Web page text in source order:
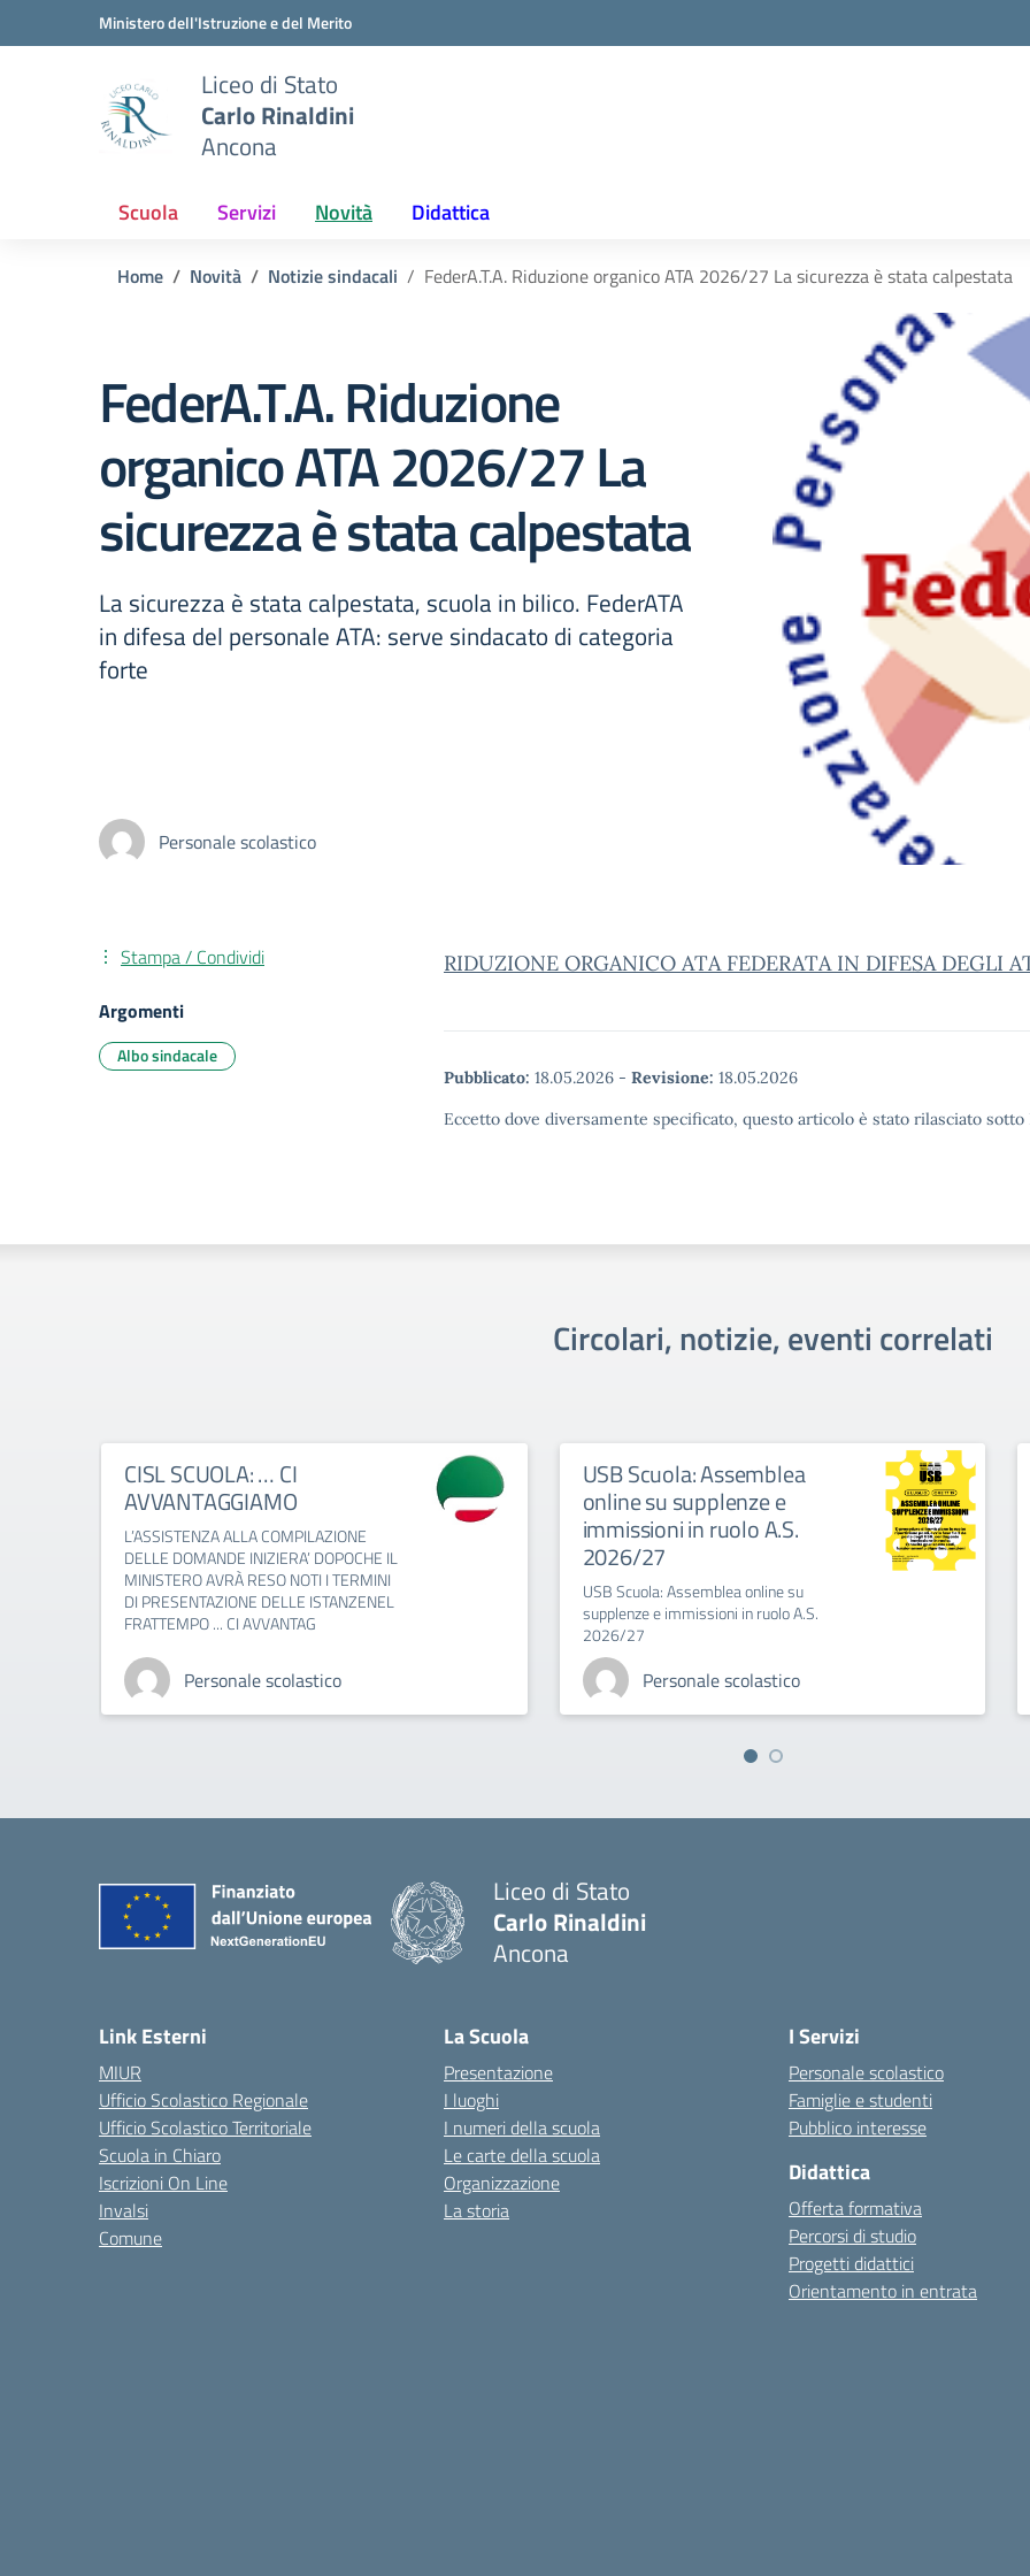
Vai ai contenuti
Vai al menu di navigazioneMinistero dell'Istruzione e del Merito
Liceo di Stato
Carlo Rinaldini
Ancona
Scuola Servizi Novità Didattica
Home Novità Notizie sindacali FederA.T.A. Riduzione organico ATA 2026/27 La sicurezza è stata calpestata
FederA.T.A. Riduzione
organico ATA 2026/27 La
sicurezza è stata calpestata
La sicurezza è stata calpestata, scuola in bilico. FederATA
in difesa del personale ATA: serve sindacato di categoria
forte
Personale scolastico
RIDUZIONE ORGANICO ATA FEDERATA IN DIFESA DEGLI
Pubblicato: 18.05.2026 - Revisione: 18.05.2026
Eccetto dove diversamente specificato, questo articolo è stato rilasciato
Stampa / Condividi
Argomenti
Albo sindacale
Circolari, notizie, eventi correlati
CISL SCUOLA: … CI
AVVANTAGGIAMO
L’ASSISTENZA ALLA COMPILAZIONE
DELLE DOMANDE INIZIERA’ DOPOCHE IL
MINISTERO AVRÀ RESO NOTI I TERMINI
DI PRESENTAZIONE DELLE ISTANZENEL
FRATTEMPO ... CI AVVANTAG
Personale scolastico
USB Scuola: Assemblea
online su supplenze e
immissioni in ruolo A.S.
2026/27
USB Scuola: Assemblea online su
supplenze e immissioni in ruolo A.S.
2026/27
Personale scolastico
Liceo di Stato
Carlo Rinaldini
Ancona
Link Esterni
MIUR
Ufficio Scolastico Regionale
Ufficio Scolastico Territoriale
Scuola in Chiaro
Iscrizioni On Line
Invalsi
Comune
La Scuola
Presentazione
I luoghi
I numeri della scuola
Le carte della scuola
Organizzazione
La storia
I Servizi
Personale scolastico
Famiglie e studenti
Pubblico interesse
Didattica
Offerta formativa
Percorsi di studio
Progetti didattici
Orientamento in entrata